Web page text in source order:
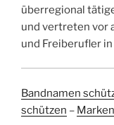
überregional
und vertreten vor
und Freiberufler
Bandnamen
schützen –